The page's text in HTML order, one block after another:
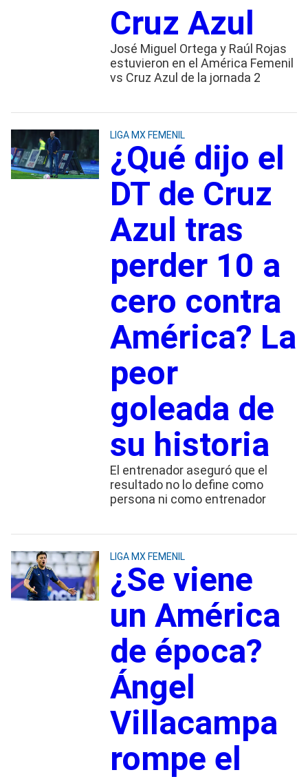
Cruz Azul
José Miguel Ortega y Raúl Rojas
estuvieron en el América Femenil
vs Cruz Azul de la jornada 2
LIGA MX FEMENIL
¿Qué dijo el
DT de Cruz
Azul tras
perder 10 a
cero contra
América? La
peor
goleada de
su historia
El entrenador aseguró que el
resultado no lo define como
persona ni como entrenador
LIGA MX FEMENIL
¿Se viene
un América
de época?
Ángel
Villacampa
rompe el